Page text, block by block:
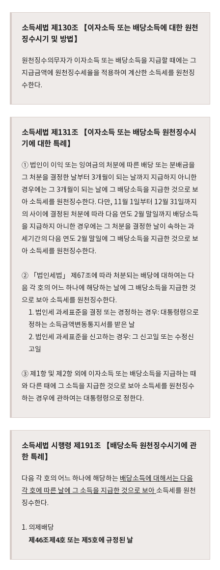
소득세법 제130조 【이자소득 또는 배당소득에 대한 원천
징수시기 및 방법】
원천징수의무자가 이자소득 또는 배당소득을 지급할 때에는 그
지급금액에 원천징수세율을 적용하여 계산한 소득세를 원천징
수한다.
소득세법 제131조 【이자소득 또는 배당소득 원천징수시
기에 대한 특례】
① 법인이 이익 또는 잉여금의 처분에 따른 배당 또는 분배금을
그 처분을 결정한 날부터 3개월이 되는 날까지 지급하지 아니한
경우에는 그 3개월이 되는 날에 그 배당소득을 지급한 것으로 보
아 소득세를 원천징수한다. 다만, 11월 1일부터 12월 31일까지
의 사이에 결정된 처분에 따라 다음 연도 2월 말일까지 배당소득
을 지급하지 아니한 경우에는 그 처분을 결정한 날이 속하는 과
세기간의 다음 연도 2월 말일에 그 배당소득을 지급한 것으로 보
아 소득세를 원천징수한다.
② 「법인세법」 제67조에 따라 처분되는 배당에 대하여는 다
음 각 호의 어느 하나에 해당하는 날에 그 배당소득을 지급한 것
으로 보아 소득세를 원천징수한다.
1. 법인세 과세표준을 결정 또는 경정하는 경우: 대통령령으로
정하는 소득금액변동통지서를 받은 날
2. 법인세 과세표준을 신고하는 경우: 그 신고일 또는 수정신
고일
③ 제1항 및 제2항 외에 이자소득 또는 배당소득을 지급하는 때
와 다른 때에 그 소득을 지급한 것으로 보아 소득세를 원천징수
하는 경우에 관하여는 대통령령으로 정한다.
소득세법 시행령 제191조 【배당소득 원천징수시기에 관
한 특례】
다음 각 호의 어느 하나에 해당하는 배당소득에 대해서는 다음
각 호에 따른 날에 그 소득을 지급한 것으로 보아소득세를 원천
징수한다.
1. 의제배당
제46조제4호 또는 제5호에 규정된 날